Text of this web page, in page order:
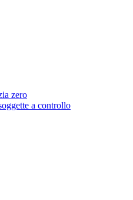
zero
a controllo